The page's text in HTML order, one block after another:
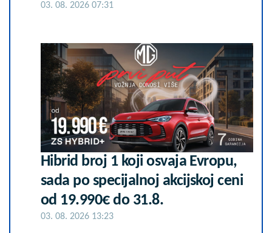
03. 08. 2026 07:31
Hibrid broj 1 koji osvaja Evropu,
sada po specijalnoj akcijskoj ceni
od 19.990€ do 31.8.
03. 08. 2026 13:23